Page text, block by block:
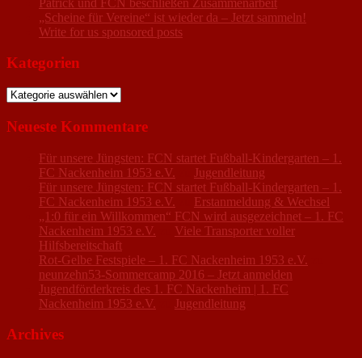
„Scheine für Vereine“ ist wieder da – Jetzt sammeln!
Write for us sponsored posts
Kategorien
Kategorien
Neueste Kommentare
Für unsere Jüngsten: FCN startet Fußball-Kindergarten – 1.
FC Nackenheim 1953 e.V.
Jugendleitung
Für unsere Jüngsten: FCN startet Fußball-Kindergarten – 1.
FC Nackenheim 1953 e.V.
Erstanmeldung & Wechsel
„1:0 für ein Willkommen“ FCN wird ausgezeichnet – 1. FC
Nackenheim 1953 e.V.
Viele Transporter voller
Hilfsbereitschaft
Rot-Gelbe Festspiele – 1. FC Nackenheim 1953 e.V.
neunzehn53-Sommercamp 2016 – Jetzt anmelden
Jugendförderkreis des 1. FC Nackenheim | 1. FC
Nackenheim 1953 e.V.
Jugendleitung
Archives